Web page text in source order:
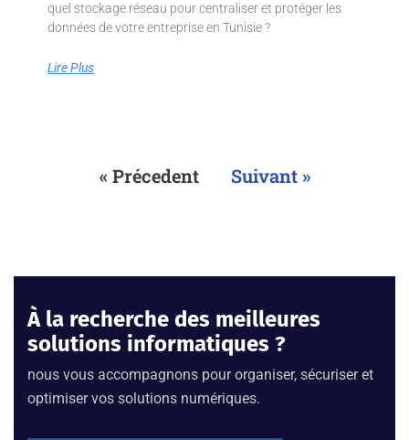
quel stockage réseau pour centraliser et protéger les
données de votre entreprise en Tunisie ?
Lire Plus
« Précedent Suivant »
À la recherche des meilleures
solutions informatiques ?
nous vous accompagnons pour organiser, sécuriser et
optimiser vos solutions numériques.